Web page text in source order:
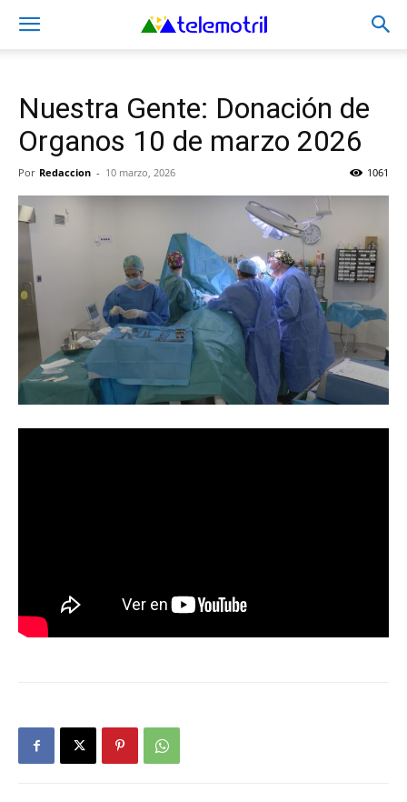
Nuestra Gente: Donación de
Organos 10 de marzo 2026
Por Redaccion - 10 marzo, 2026 1061